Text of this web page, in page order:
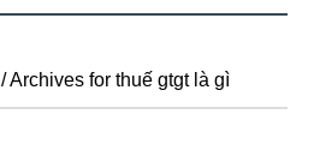
/Archives for thuế gtgt là gì